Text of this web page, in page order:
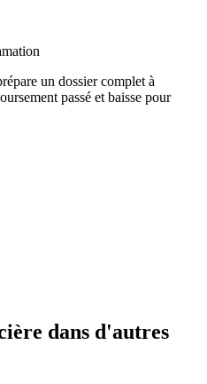
un dossier complet à
passé et baisse pour
dans d'autres